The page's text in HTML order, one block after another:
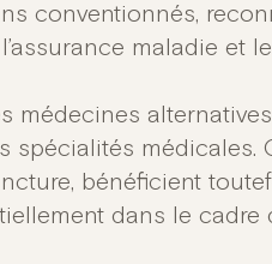
conventionnés,
maladie et
médecines
spécialités médicales.
bénéficient
dans le cadre